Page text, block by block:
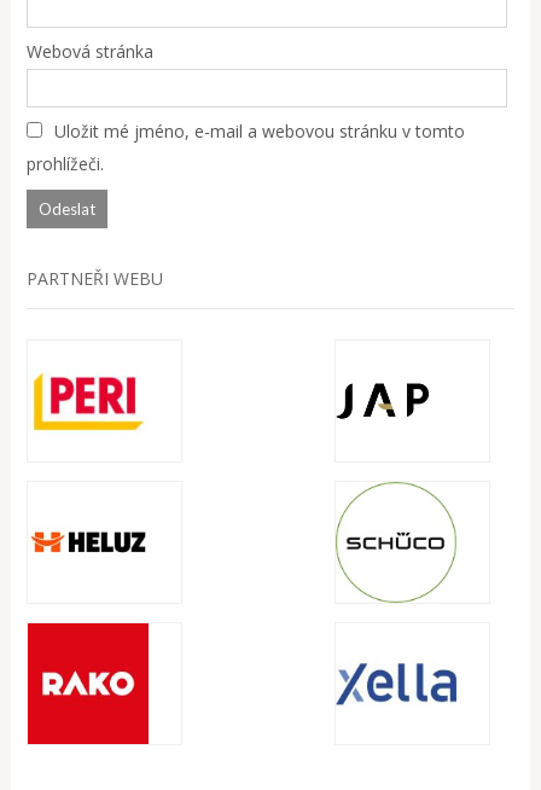
Webová stránka
Uložit mé jméno, e-mail a webovou stránku v tomto
prohlížeči.
PARTNEŘI WEBU